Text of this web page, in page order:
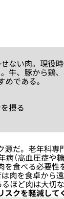
ない肉。現役
牛、豚から鶏
である。
摂る
だ。老年科
（高血圧症や
食べる必要性
肉を食卓から
ほど肉は大切
スクを軽減して